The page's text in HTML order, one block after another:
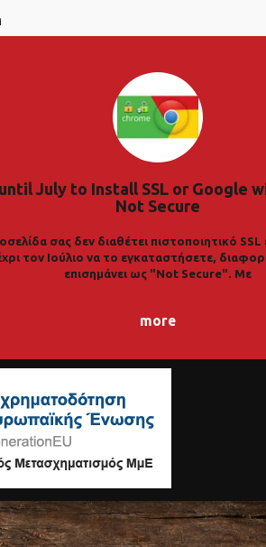
July to Install SSL or Google
Not Secure
σας δεν διαθέτει πιστοποιητικό SSL
τον Ιούλιο να το εγκαταστήσετε,
επισημάνει ως "Not Secure". Με
more